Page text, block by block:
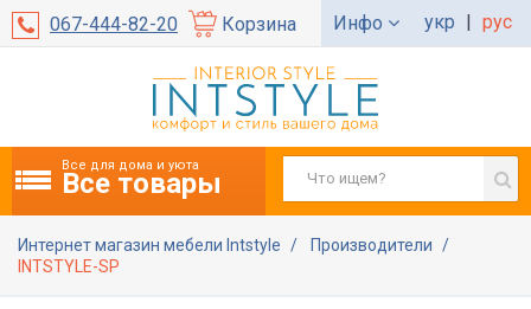
067-444-82-20 Корзина Инфо укр | рус
Все для дома и уюта
Все товары
Интернет магазин мебели Intstyle
Производители
INTSTYLE-SP